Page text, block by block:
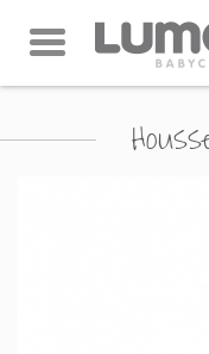
Toggle
navigation